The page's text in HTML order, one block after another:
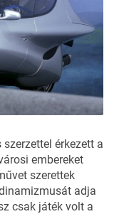
érkezett a
embereket
szerettek
adja
csak játék volt a